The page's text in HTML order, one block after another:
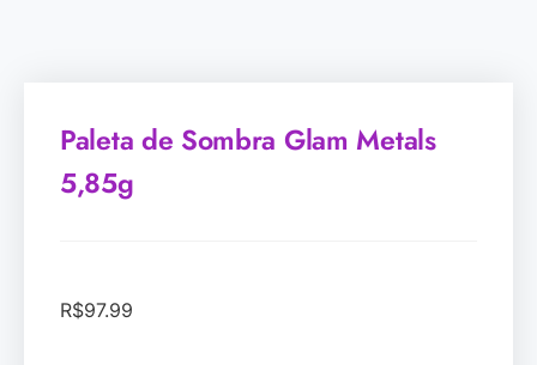
Paleta de Sombra Glam Metals
5,85g
R$97.99